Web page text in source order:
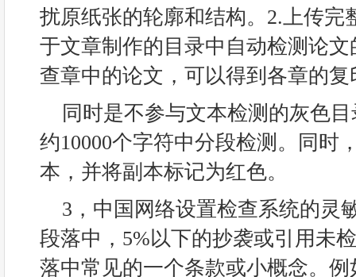
扰原纸张的轮廓和结构。2.上传完
于文章制作的目录中自动检测论
查章中的论文，可以得到各章的复
同时是不参与文本检测的灰色
约10000个字符中分段检测。同时
本，并将副本标记为红色。
3，中国网络设置检查系统的灵
段落中，5%以下的抄袭或引用未
落中常见的一个条款或小概念。